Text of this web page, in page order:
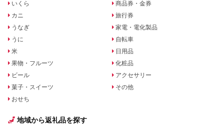
いくら
カニ
うなぎ
うに
米
果物・フルーツ
ビール
菓子・スイーツ
おせち
商品券・金券
旅行券
家電・電化製品
自転車
日用品
化粧品
アクセサリー
その他
地域から返礼品を探す